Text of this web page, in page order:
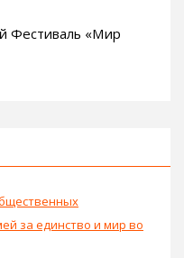
Фестиваль «Мир
за единство и мир во